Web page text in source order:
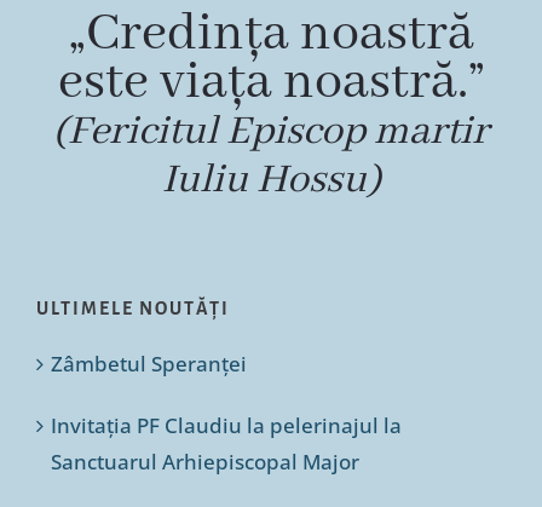
„Credința noastră
este viața noastră.”
(Fericitul Episcop martir
Iuliu Hossu)
ULTIMELE NOUTĂȚI
Zâmbetul Speranței
Invitația PF Claudiu la pelerinajul la
Sanctuarul Arhiepiscopal Major